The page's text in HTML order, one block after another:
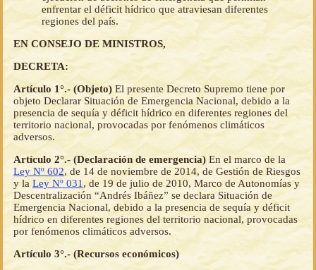
enfrentar el déficit hídrico que atraviesan diferentes
regiones del país.
EN CONSEJO DE MINISTROS,
DECRETA:
Artículo 1°.- (Objeto) El presente Decreto Supremo tiene por
objeto Declarar Situación de Emergencia Nacional, debido a la
presencia de sequía y déficit hídrico en diferentes regiones del
territorio nacional, provocadas por fenómenos climáticos
adversos.
Artículo 2°.- (Declaración de emergencia) En el marco de la
Ley Nº 602, de 14 de noviembre de 2014, de Gestión de Riesgos
y la Ley Nº 031 , de 19 de julio de 2010, Marco de Autonomías y
Descentralización “Andrés Ibáñez” se declara Situación de
Emergencia Nacional, debido a la presencia de sequía y déficit
hídrico en diferentes regiones del territorio nacional, provocadas
por fenómenos climáticos adversos.
Artículo 3°.- (Recursos económicos)